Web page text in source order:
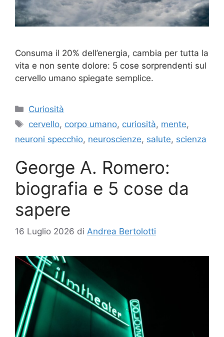
Consuma il 20% dell’energia, cambia per tutta la
vita e non sente dolore: 5 cose sorprendenti sul
cervello umano spiegate semplice.
Categorie
Curiosità
Tag
cervello, corpo umano, curiosità, mente,
neuroni specchio, neuroscienze, salute, scienza
George A. Romero:
biografia e 5 cose da
sapere
16 Luglio 2026 di Andrea Bertolotti